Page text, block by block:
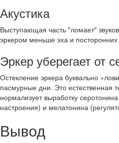
Акустика
Выступающая часть "ломает"
эркером меньше эха и
Эркер уберегает от
Остекление эркера буквально
пасмурные дни. Это естественная
нормализует выработку
настроения) и мелатонина
Вывод